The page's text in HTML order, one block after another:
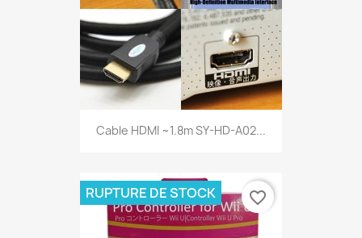
Cable HDMI ~1.8m SY-HD-A02...
RUPTURE DE STOCK favorite_border